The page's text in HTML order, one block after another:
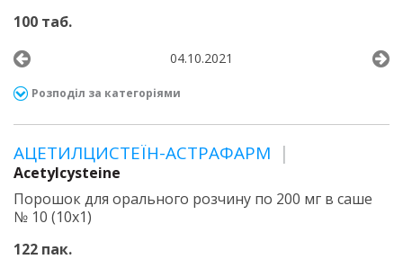
100 таб.
04.10.2021
Розподіл за категоріями
АЦЕТИЛЦИСТЕЇН-АСТРАФАРМ
Acetylcysteine
Порошок для орального розчину по 200 мг в саше
№ 10 (10х1)
122 пак.